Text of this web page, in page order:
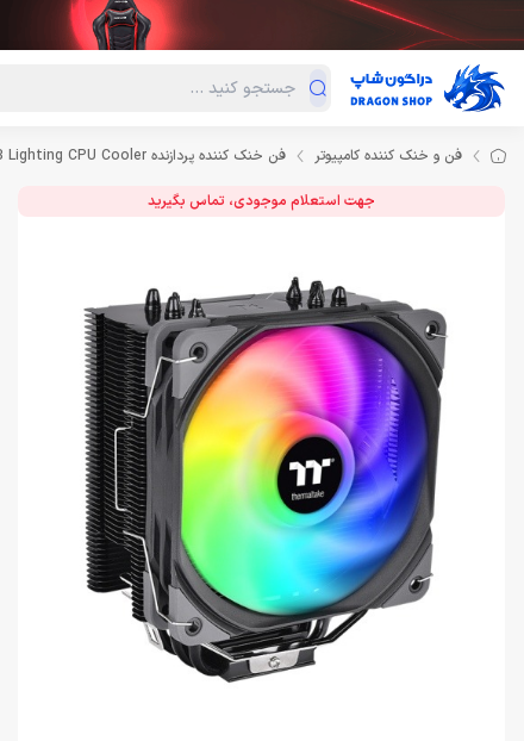
دسته‌بندی محصولات فروش ویژه
فن و خنک کننده کامپیوتر فن خنک کننده پردازنده Thermaltake UX200 SE ARGB Lighting CPU Cooler
جهت استعلام موجودی، تماس بگیرید